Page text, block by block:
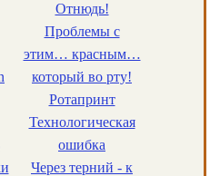
Отнюдь!
Проблемы с
этим… красным…
который во рту!
Ротапринт
Технологическая
ошибка
Через терний - к